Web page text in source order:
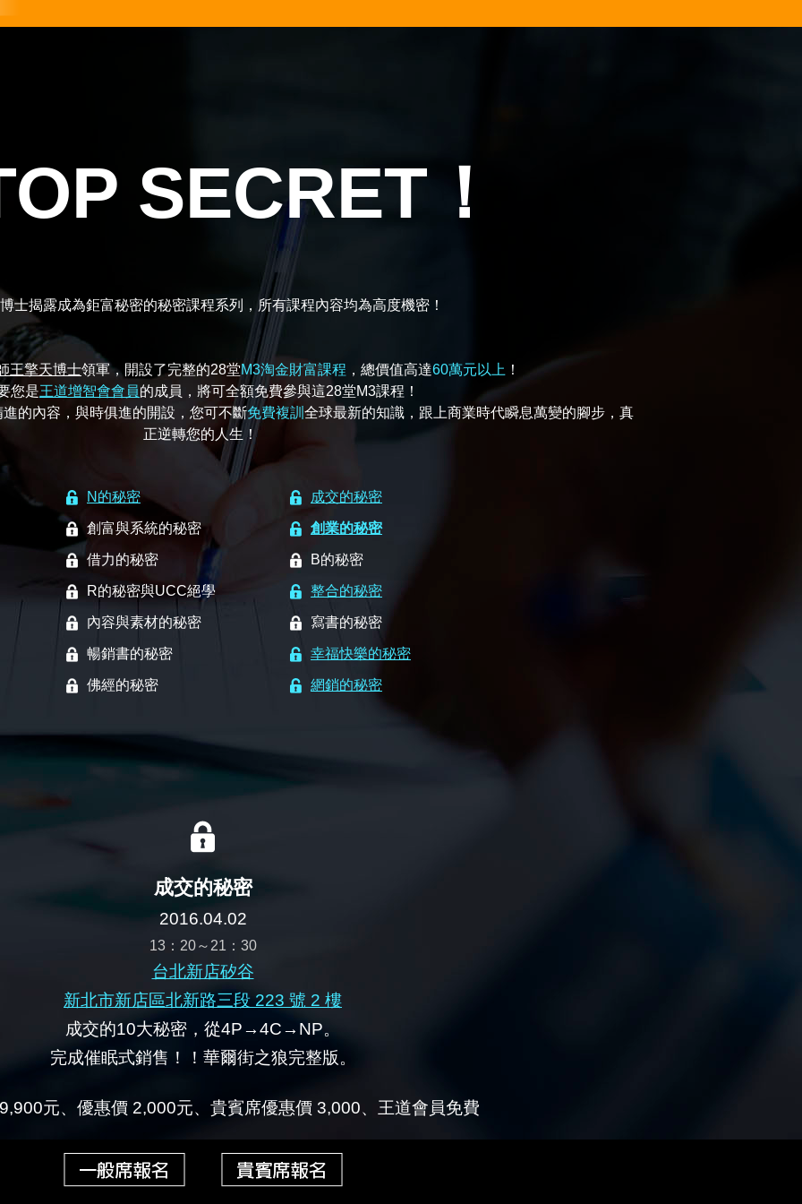
SECRET！
士揭露成為鉅富秘密的秘密課程系列，所有課程內容均為高度機密！
王擎天博士領軍，開設了完整的28堂M3淘金財富課程 ，總價值高達60萬元以上 ！
您是王道增智會會員的成員，將可全額免費參與這28堂M3課程！
的內容，與時俱進的開設，您可不斷免費複訓 全球最新的知識，跟上商業時代瞬息萬變的腳步，真
正逆轉您的人生！
N的秘密 成交的秘密
創富與系統的秘密 創業的秘密
借力的秘密 B的秘密
R的秘密與UCC絕學 整合的秘密
內容與素材的秘密 寫書的秘密
暢銷書的秘密 幸福快樂的秘密
佛經的秘密 網銷的秘密
成交的秘密
2016.04.02
13：20～21：30
台北新店矽谷
新北市新店區北新路三段 223 號 2 樓
成交的10大秘密，從4P→4C→NP。
完成催眠式銷售！！華爾街之狼完整版。
元、優惠價 2,000元、貴賓席優惠價 3,000、王道會員免費